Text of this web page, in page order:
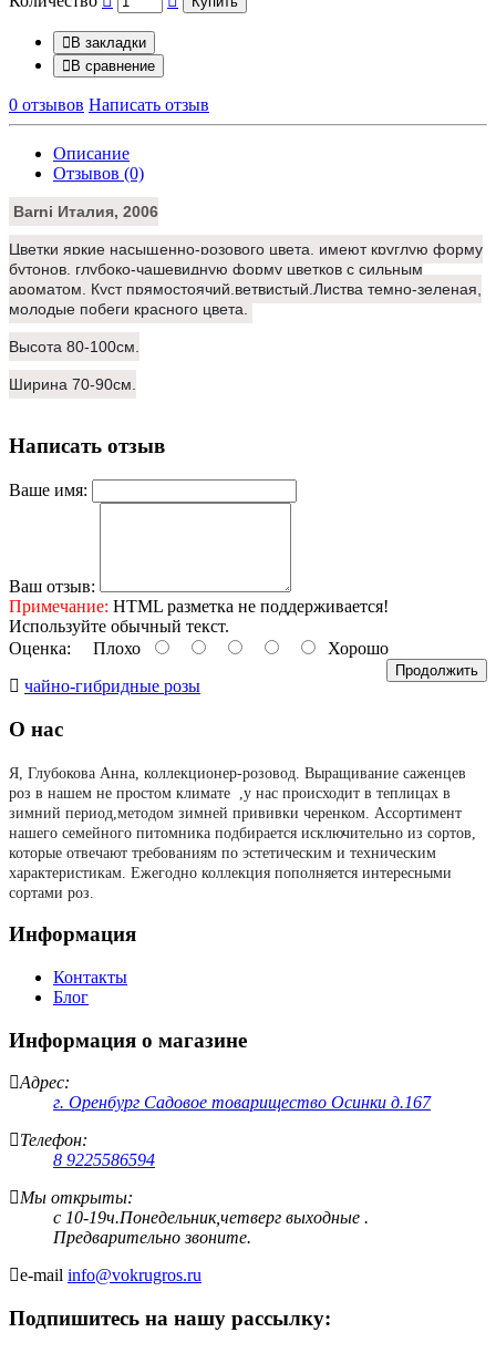
В закладки
В сравнение
0 отзывов Написать отзыв
Описание
Отзывов (0)
Barni Италия, 2006
Цветки яркие насыщенно-розового цвета, имеют круглую форму
бутонов, глубоко-чашевидную форму цветков с сильным
ароматом. Куст прямостоячий,ветвистый.Листва темно-зеленая,
молодые побеги красного цвета.
Высота 80-100см.
Ширина 70-90см.
Написать отзыв
Ваше имя:
Ваш отзыв:
Примечание: HTML разметка не поддерживается!
Используйте обычный текст.
Оценка: Плохо Хорошо
Продолжить
чайно-гибридные розы
О нас
Я, Глубокова Анна, коллекционер-розовод. Выращивание саженцев
роз в нашем не простом климате ,у нас происходит в теплицах в
зимний период,методом зимней прививки черенком. Ассортимент
нашего семейного питомника подбирается исключительно из сортов,
которые отвечают требованиям по эстетическим и техническим
характеристикам. Ежегодно коллекция пополняется интересными
сортами роз.
Информация
Контакты
Блог
Информация о магазине
Адрес:
г. Оренбург Садовое товарищество Осинки д.167
Телефон:
8 9225586594
Мы открыты:
с 10-19ч.Понедельник,четверг выходные .
Предварительно звоните.
e-mail info@vokrugros.ru
Подпишитесь на нашу рассылку: